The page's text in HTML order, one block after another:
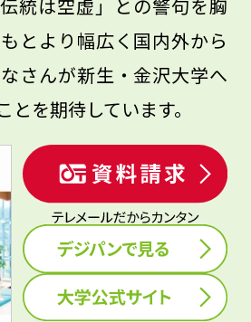
統は空虚」との警句を胸
とより幅広く国内外から
さんが新生・金沢大学へ
とを期待しています。